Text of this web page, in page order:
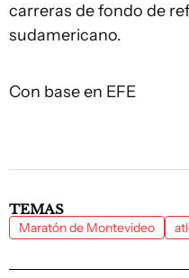
carreras de fondo de
sudamericano.
Con base en EFE
TEMAS
Maratón de Montevideo